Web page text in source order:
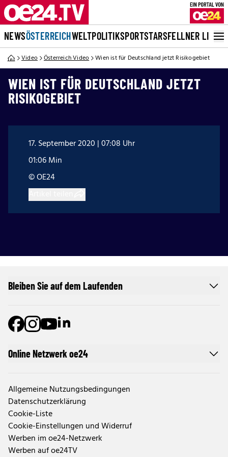
NEWSÖSTERREICHWELTPOLITIKSPORTSTARSFELLNER LIVE
Video Österreich Video Wien ist für Deutschland jetzt Risikogebiet
WIEN IST FÜR DEUTSCHLAND JETZT
RISIKOGEBIET
17. September 2020 | 07:08 Uhr
01:06 Min
© OE24
Online Netzwerk oe24
Allgemeine Nutzungsbedingungen
Datenschutzerklärung
Cookie-Liste
Cookie-Einstellungen und Widerruf
Werben im oe24-Netzwerk
Werben auf oe24TV
Bleiben Sie auf dem Laufenden